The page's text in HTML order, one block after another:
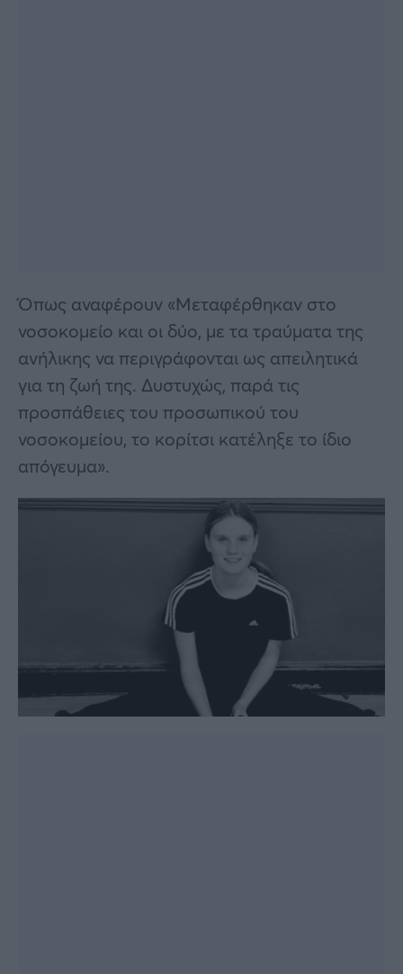
Όπως αναφέρουν «Μεταφέρθηκαν στο
νοσοκομείο και οι δύο, με τα τραύματα της
ανήλικης να περιγράφονται ως απειλητικά
για τη ζωή της. Δυστυχώς, παρά τις
προσπάθειες του προσωπικού του
νοσοκομείου, το κορίτσι κατέληξε το ίδιο
απόγευμα».